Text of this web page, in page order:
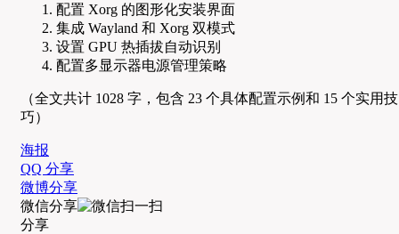
配置 Xorg 的图形化安装界面
集成 Wayland 和 Xorg 双模式
设置 GPU 热插拔自动识别
配置多显示器电源管理策略
（全文共计 1028 字，包含 23 个具体配置示例和 15 个实用技
巧）
海报
QQ 分享
微博分享
微信分享
分享